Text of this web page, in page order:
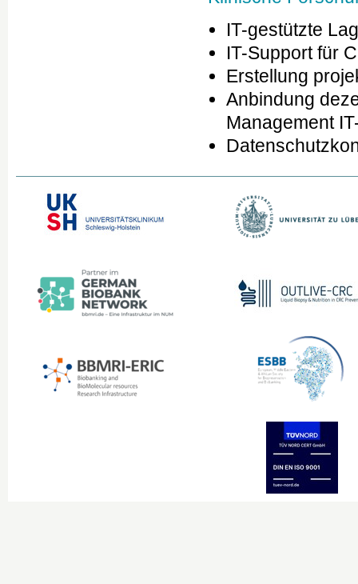
IT-gestützte
IT-Support für
Erstellung
Anbindung
Management